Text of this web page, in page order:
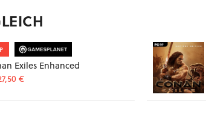
Exiles Enhanced
€